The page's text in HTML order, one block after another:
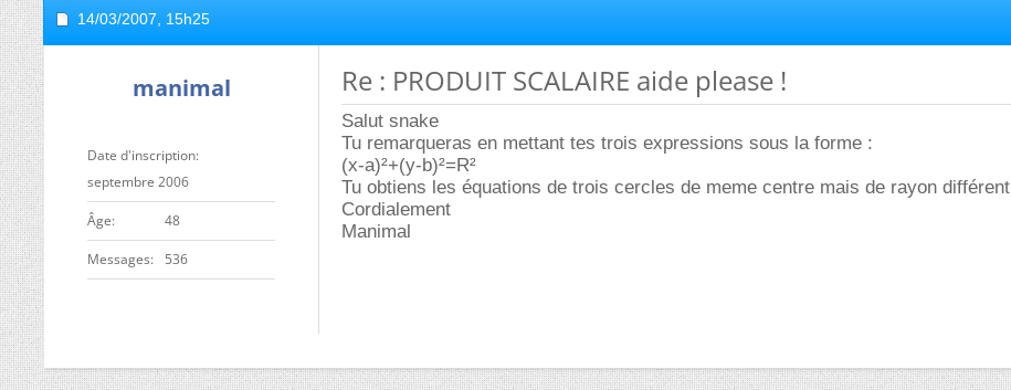
14/03/2007, 15h25
manimal
Date d'inscription
septembre 2006
ge 48
Messages 536
Re : PRODUIT SCALAIRE aide please !
Salut snake
Tu remarqueras en mettant tes trois expressions sous la forme :
(x-a)²+(y-b)²=R²
Tu obtiens les équations de trois cercles de meme centre mais de rayon différent
Cordialement
Manimal